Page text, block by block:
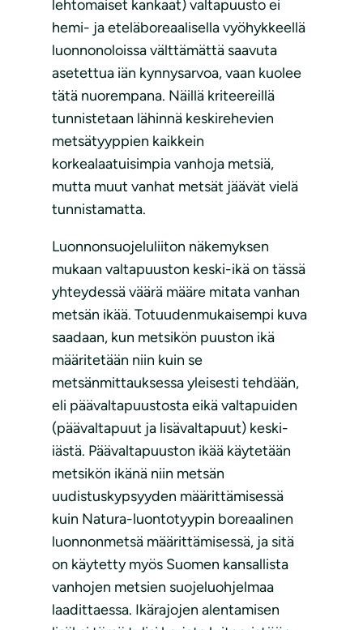
lehtomaiset kankaat) valtapuusto ei
hemi- ja eteläboreaalisella vyöhykkeellä
luonnonoloissa välttämättä saavuta
asetettua iän kynnysarvoa, vaan kuolee
tätä nuorempana. Näillä kriteereillä
tunnistetaan lähinnä keskirehevien
metsätyyppien kaikkein
korkealaatuisimpia vanhoja metsiä,
mutta muut vanhat metsät jäävät vielä
tunnistamatta.
Luonnonsuojeluliiton näkemyksen
mukaan valtapuuston keski-ikä on tässä
yhteydessä väärä määre mitata vanhan
metsän ikää. Totuudenmukaisempi kuva
saadaan, kun metsikön puuston ikä
määritetään niin kuin se
metsänmittauksessa yleisesti tehdään,
eli päävaltapuustosta eikä valtapuiden
(päävaltapuut ja lisävaltapuut) keski-
iästä. Päävaltapuuston ikää käytetään
metsikön ikänä niin metsän
uudistuskypsyyden määrittämisessä
kuin Natura-luontotyypin boreaalinen
luonnonmetsä määrittämisessä, ja sitä
on käytetty myös Suomen kansallista
vanhojen metsien suojeluohjelmaa
laadittaessa. Ikärajojen alentamisen